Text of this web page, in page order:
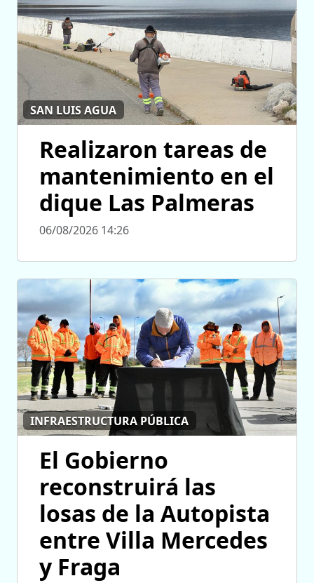
SAN LUIS AGUA
Realizaron tareas de
mantenimiento en el
dique Las Palmeras
06/08/2026 14:26
INFRAESTRUCTURA PÚBLICA
El Gobierno
reconstruirá las
losas de la Autopista
entre Villa Mercedes
y Fraga